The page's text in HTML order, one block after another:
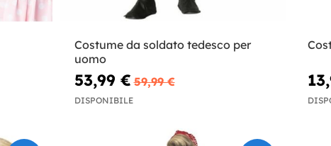
Costume da soldato tedesco per
uomo
53,99 € 59,99 €
DISPONIBILE